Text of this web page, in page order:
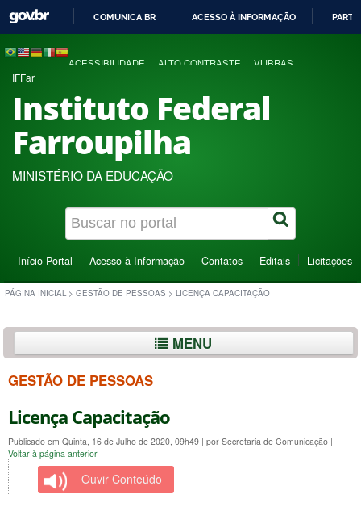
COMUNICA BR ACESSO À INFORMAÇÃO
ACESSIBILIDADE ALTO CONTRASTE VLIBRAS
IFFar
Instituto Federal
Farroupilha
MINISTÉRIO DA EDUCAÇÃO
Início Portal Acesso à Informação Contatos Editais Licitações
PÁGINA INICIAL > GESTÃO DE PESSOAS > LICENÇA CAPACITAÇÃO
MENU
GESTÃO DE PESSOAS
Licença Capacitação
Publicado em Quinta, 16 de Julho de 2020, 09h49 | por Secretaria de Comunicação |
Voltar à página anterior
Ouvir Conteúdo